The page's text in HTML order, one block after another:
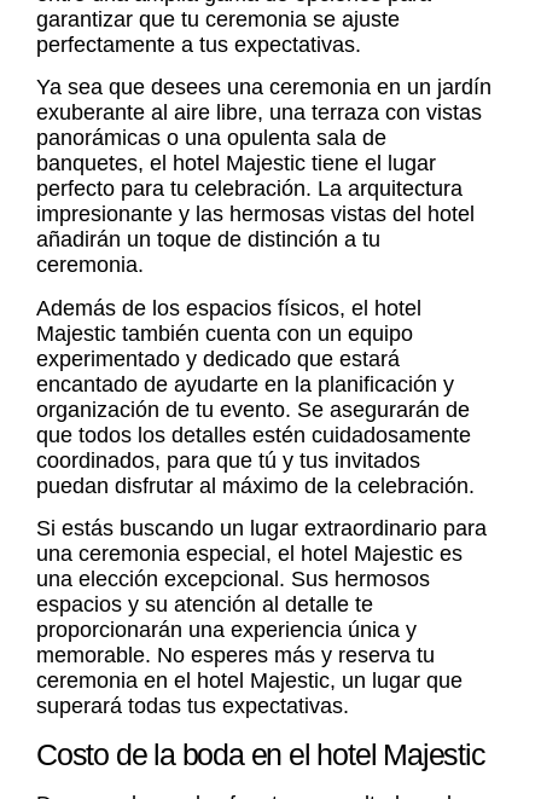
garantizar que tu ceremonia se ajuste
perfectamente a tus expectativas.
Ya sea que desees una ceremonia en un jardín
exuberante al aire libre, una terraza con vistas
panorámicas o una opulenta sala de
banquetes, el hotel Majestic tiene el lugar
perfecto para tu celebración. La arquitectura
impresionante y las hermosas vistas del hotel
añadirán un toque de distinción a tu
ceremonia.
Además de los espacios físicos, el hotel
Majestic también cuenta con un equipo
experimentado y dedicado que estará
encantado de ayudarte en la planificación y
organización de tu evento. Se asegurarán de
que todos los detalles estén cuidadosamente
coordinados, para que tú y tus invitados
puedan disfrutar al máximo de la celebración.
Si estás buscando un lugar extraordinario para
una ceremonia especial, el hotel Majestic es
una elección excepcional. Sus hermosos
espacios y su atención al detalle te
proporcionarán una experiencia única y
memorable. No esperes más y reserva tu
ceremonia en el hotel Majestic, un lugar que
superará todas tus expectativas.
Costo de la boda en el hotel Majestic